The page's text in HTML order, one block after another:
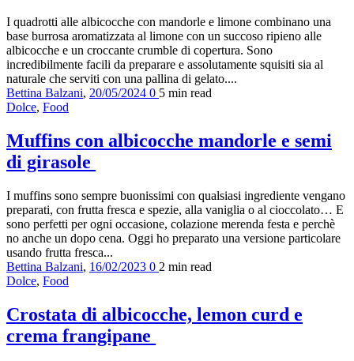
I quadrotti alle albicocche con mandorle e limone combinano una
base burrosa aromatizzata al limone con un succoso ripieno alle
albicocche e un croccante crumble di copertura. Sono
incredibilmente facili da preparare e assolutamente squisiti sia al
naturale che serviti con una pallina di gelato....
Bettina Balzani, 20/05/2024 0 5 min read
Dolce, Food
Muffins con albicocche mandorle e semi
di girasole
I muffins sono sempre buonissimi con qualsiasi ingrediente vengano
preparati, con frutta fresca e spezie, alla vaniglia o al cioccolato… E
sono perfetti per ogni occasione, colazione merenda festa e perchè
no anche un dopo cena. Oggi ho preparato una versione particolare
usando frutta fresca...
Bettina Balzani, 16/02/2023 0 2 min read
Dolce, Food
Crostata di albicocche, lemon curd e
crema frangipane